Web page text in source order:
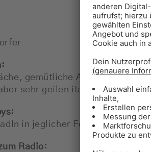
gemütliche Abende mit
sehr geilen italienischen
in jeglicher Form, Musik
Radio: